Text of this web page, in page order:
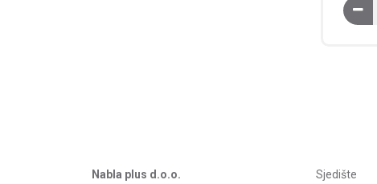
Nabla plus d.o.o. Sjedište